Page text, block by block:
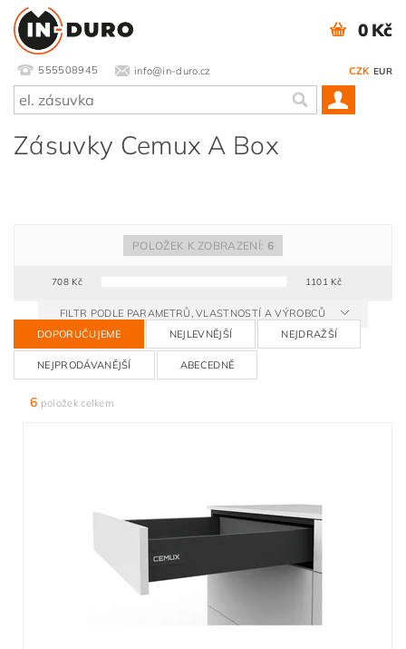
555508945 info@in-duro.cz CZK EUR
0 Kč
Zásuvky Cemux A Box
708Kč 1101 Kč
POLOŽEK K ZOBRAZENÍ: 6
FILTR PODLE PARAMETRŮ, VLASTNOSTÍ A VÝROBCŮ
DOPORUČUJEME
NEJLEVNĚJŠÍ NEJDRAŽŠÍ
NEJPRODÁVANĚJŠÍ ABECEDNĚ
6 položek celkem